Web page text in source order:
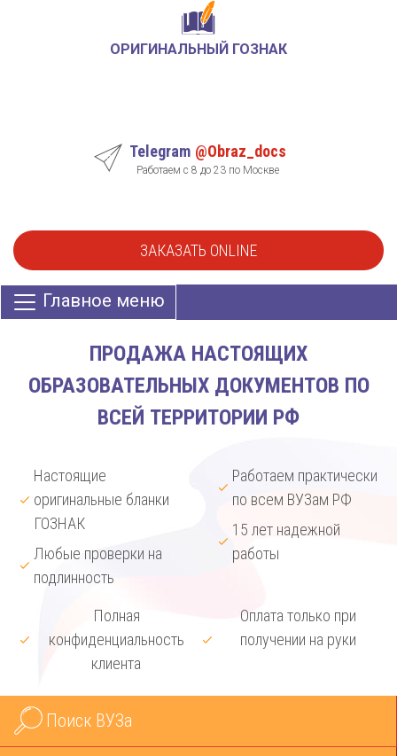
ОРИГИНАЛЬНЫЙ ГОЗНАК
Telegram @Obraz_docs
Работаем с 8 до 23 по Москве
ЗАКАЗАТЬ ONLINE
Главное меню
ПРОДАЖА НАСТОЯЩИХ
ОБРАЗОВАТЕЛЬНЫХ ДОКУМЕНТОВ ПО
ВСЕЙ ТЕРРИТОРИИ РФ
Настоящие
оригинальные бланки
ГОЗНАК
Любые проверки на
подлинность
Работаем практически
по всем ВУЗам РФ
15 лет надежной
работы
Полная
конфиденциальность
клиента
Оплата только при
получении на руки
Поиск ВУЗа